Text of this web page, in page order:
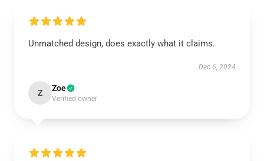
Unmatched design, does exactly what it claims.
Dec 6, 2024
Z Zoe
Verified owner